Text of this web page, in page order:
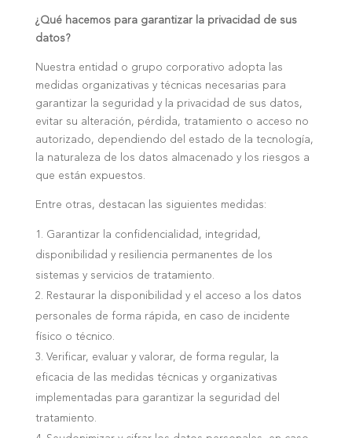
¿Qué hacemos para garantizar la privacidad de sus
datos?
Nuestra entidad o grupo corporativo adopta las
medidas organizativas y técnicas necesarias para
garantizar la seguridad y la privacidad de sus datos,
evitar su alteración, pérdida, tratamiento o acceso no
autorizado, dependiendo del estado de la tecnología,
la naturaleza de los datos almacenado y los riesgos a
que están expuestos.
Entre otras, destacan las siguientes medidas:
Garantizar la confidencialidad, integridad,
disponibilidad y resiliencia permanentes de los
sistemas y servicios de tratamiento.
Restaurar la disponibilidad y el acceso a los datos
personales de forma rápida, en caso de incidente
físico o técnico.
Verificar, evaluar y valorar, de forma regular, la
eficacia de las medidas técnicas y organizativas
implementadas para garantizar la seguridad del
tratamiento.